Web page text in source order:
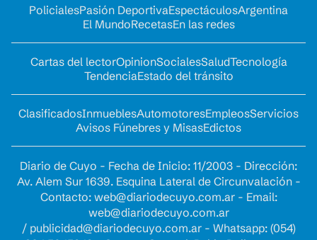
PolicialesPasión DeportivaEspectáculosArgentina
El MundoRecetasEn las redes
Cartas del lectorOpinionSocialesSaludTecnología
TendenciaEstado del tránsito
ClasificadosInmueblesAutomotoresEmpleosServicios
Avisos Fúnebres y MisasEdictos
Diario de Cuyo - Fecha de Inicio: 11/2003 - Dirección:
Av. Alem Sur 1639. Esquina Lateral de Circunvalación -
Contacto: web@diariodecuyo.com.ar- Email:
web@diariodecuyo.com.ar
/ publicidad@diariodecuyo.com.ar- Whatsapp: (054)